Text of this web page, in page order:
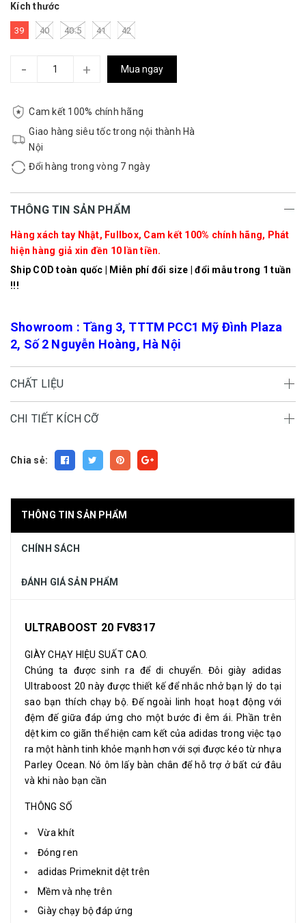
Kích thước
39 40 40.5 41 42
- + Mua ngay
Cam kết 100% chính hãng
Giao hàng siêu tốc trong nội thành Hà
Nội
Đổi hàng trong vòng 7 ngày
THÔNG TIN SẢN PHẨM
Hàng xách tay Nhật, Fullbox, Cam kết 100% chính hãng, Phát
hiện hàng giả xin đền 10 lần tiền.
Ship COD toàn quốc | Miễn phí đổi size | đổi mẫu trong 1 tuần
!!!
Showroom : Tầng 3, TTTM PCC1 Mỹ Đình Plaza
2, Số 2 Nguyễn Hoàng, Hà Nội
CHẤT LIỆU
CHI TIẾT KÍCH CỠ
Chia sẻ:
THÔNG TIN SẢN PHẨM
CHÍNH SÁCH
ĐÁNH GIÁ SẢN PHẨM
ULTRABOOST 20 FV8317
GIÀY CHẠY HIỆU SUẤT CAO.
Chúng ta được sinh ra để di chuyển. Đôi giày adidas
Ultraboost 20 này được thiết kế để nhắc nhở bạn lý do tại
sao bạn thích chạy bộ. Đế ngoài linh hoạt hoạt động với
đệm đế giữa đáp ứng cho một bước đi êm ái. Phần trên
dệt kim co giãn thể hiện cam kết của adidas trong việc tạo
ra một hành tinh khỏe mạnh hơn với sợi được kéo từ nhựa
Parley Ocean. Nó ôm lấy bàn chân để hỗ trợ ở bất cứ đâu
và khi nào bạn cần
THÔNG SỐ
Vừa khít
Đóng ren
adidas Primeknit dệt trên
Mềm và nhẹ trên
Giày chạy bộ đáp ứng